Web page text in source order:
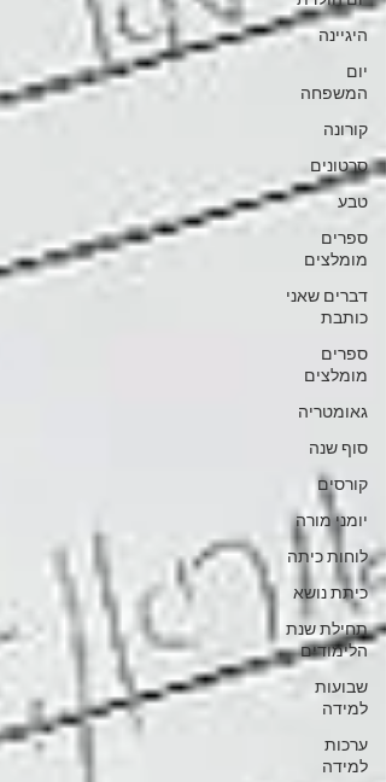
היגיינה
יום
המשפחה
קורונה
סרטונים
טבע
ספרים
מומלצים
דברים שאני
כותבת
ספרים
מומלצים
גאומטריה
סוף שנה
קורסים
יומני מורה
לוחות כיתה
כיתת נושא
תחילת שנת
הלימודים
שבועות
למידה
ערכות
למידה